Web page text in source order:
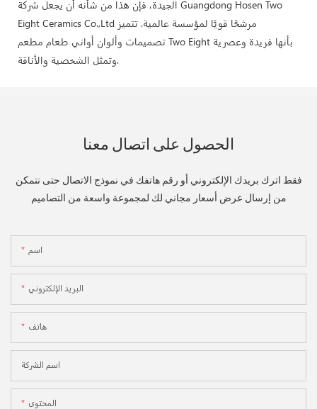
الجيدة، فإن هذا من شأنه أن يجعل شركة Guangdong Hosen Two
Eight Ceramics Co.,Ltd مرشحًا قويًا لمؤسسة عالمية. تتميز
تصميمات وألوان أواني طعام مطعم Two Eight بأنها فريدة وعصرية
وتمثل الشخصية والأناقة.
الحصول على اتصال معنا
فقط اترك بريدك الإلكتروني أو رقم هاتفك في نموذج الاتصال حتى نتمكن
من إرسال عرض أسعار مجاني لك لمجموعة واسعة من التصاميم
اسم
البريد الإلكتروني
هاتف
اسم الشركة
المحتوى